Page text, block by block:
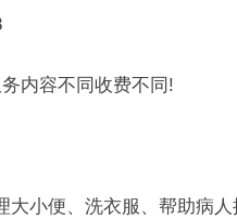
内容不同收费不同!
小便、洗衣服、帮助病人